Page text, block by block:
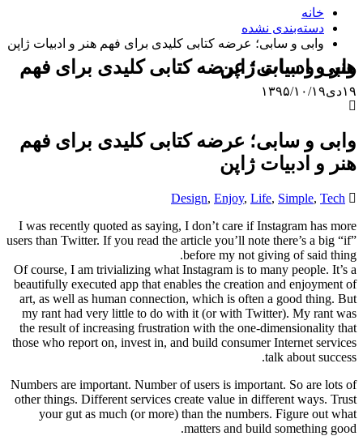
خانه
دسته‌بندی نشده
وابی و سابی؛ عرضه ‌کتابی کلیدی برای فهم هنر و ادبیات ژاپن
وابی و سابی؛ عرضه ‌کتابی کلیدی برای فهم هنر و ادبیات ژاپن
۱۹دی۱۳۹۵/۱۰/۱۹
وابی و سابی؛ عرضه ‌کتابی کلیدی برای فهم
هنر و ادبیات ژاپن
Design, Enjoy, Life, Simple, Tech
I was recently quoted as saying, I don’t care if Instagram has more
users than Twitter. If you read the article you’ll note there’s a big “if”
before my not giving of said thing.
Of course, I am trivializing what Instagram is to many people. It’s a
beautifully executed app that enables the creation and enjoyment of
art, as well as human connection, which is often a good thing. But
my rant had very little to do with it (or with Twitter). My rant was
the result of increasing frustration with the one-dimensionality that
those who report on, invest in, and build consumer Internet services
talk about success.
Numbers are important. Number of users is important. So are lots of
other things. Different services create value in different ways. Trust
your gut as much (or more) than the numbers. Figure out what
matters and build something good.